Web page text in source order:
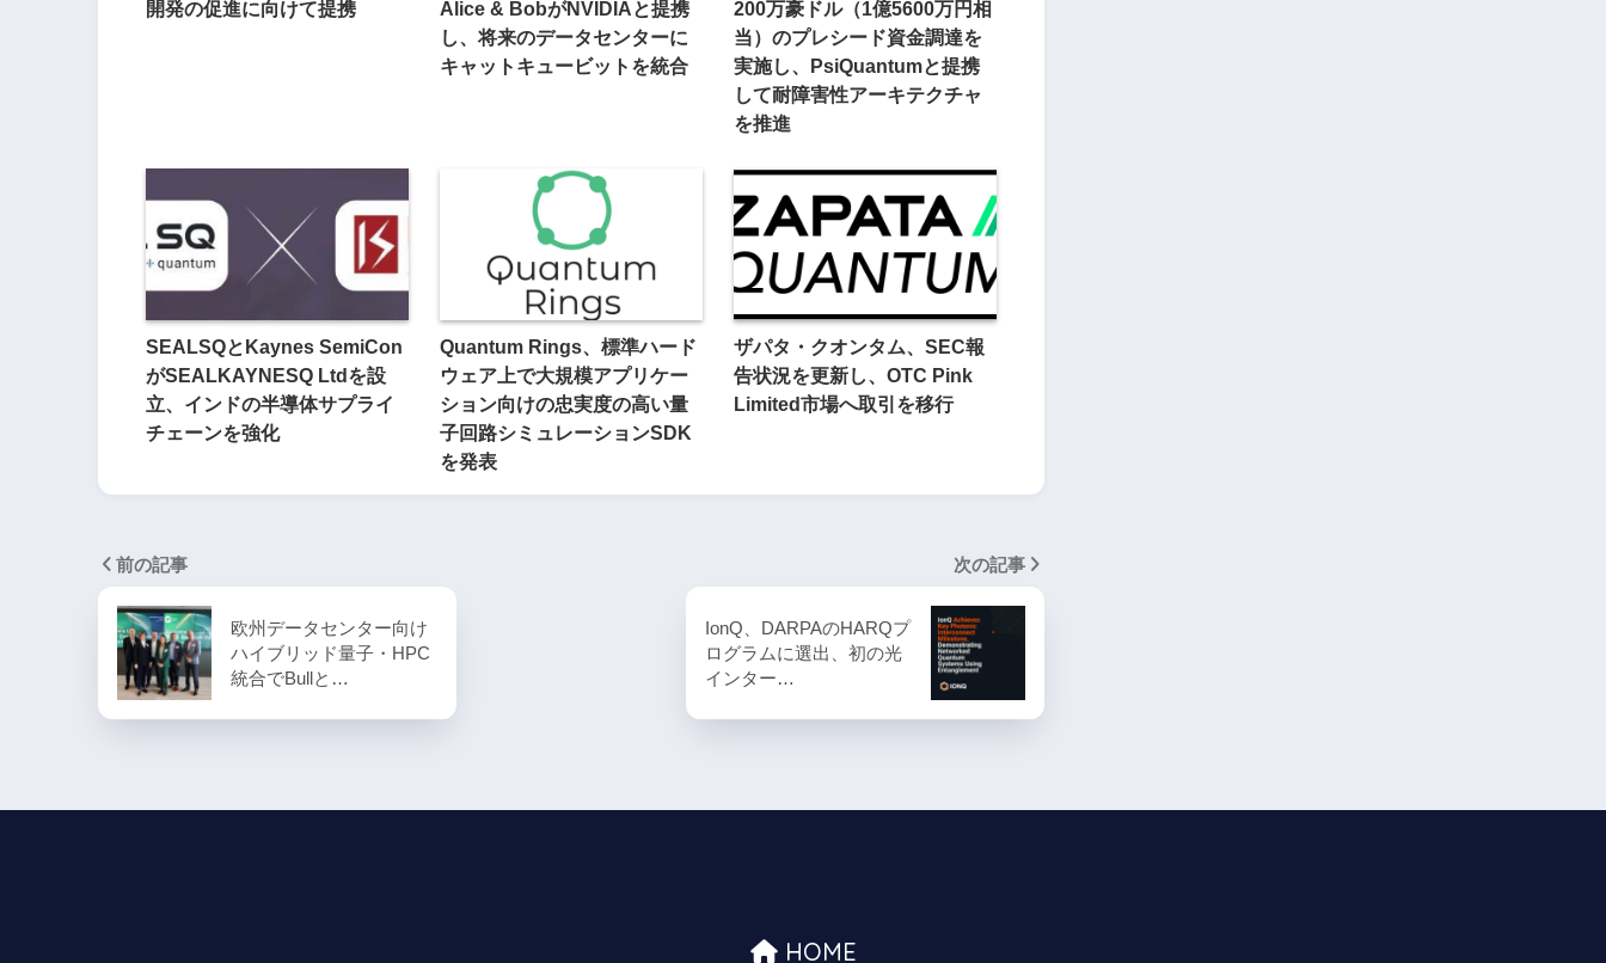
開発の促進に向けて提携
Alice & BobがNVIDIAと提携
し、将来のデータセンターに
キャットキュービットを統合
200万豪ドル（1億5600万円相
当）のプレシード資金調達を
実施し、PsiQuantumと提携
して耐障害性アーキテクチャ
を推進
SEALSQとKaynes SemiCon
がSEALKAYNESQ Ltdを設
立、インドの半導体サプライ
チェーンを強化
Quantum Rings、標準ハード
ウェア上で大規模アプリケー
ション向けの忠実度の高い量
子回路シミュレーションSDK
を発表
ザパタ・クオンタム、SEC報
告状況を更新し、OTC Pink
Limited市場へ取引を移行
前の記事
欧州データセンター向け
ハイブリッド量子・HPC
統合でBullと…
次の記事
IonQ、DARPAのHARQプ
ログラムに選出、初の光
インター…
HOME